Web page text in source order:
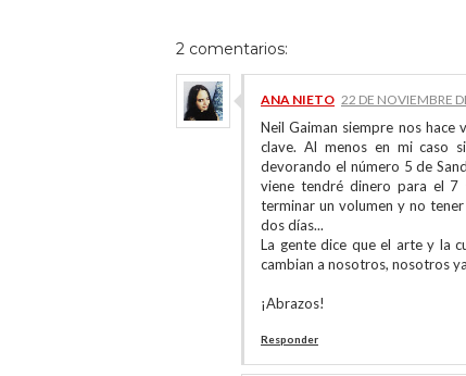
2 comentarios:
ANA NIETO 22 DE NOVIEMBRE
Neil Gaiman siempre nos hace
clave. Al menos en mi caso
devorando el número 5 de
viene tendré dinero para el
terminar un volumen y no
dos días...
La gente dice que el arte y la
cambian a nosotros, nosotros
¡Abrazos!
Responder